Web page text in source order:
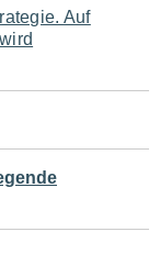
Auf